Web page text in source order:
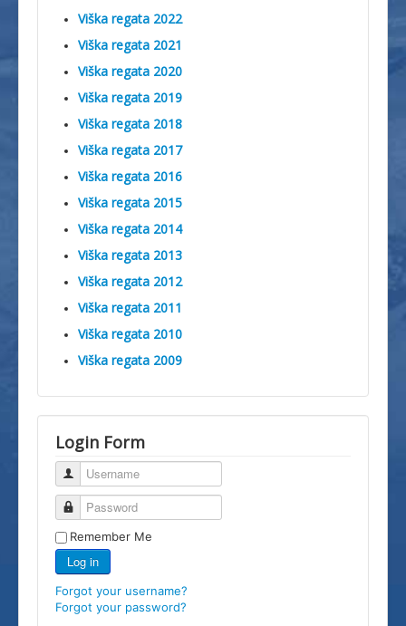
Viška regata 2022
Viška regata 2021
Viška regata 2020
Viška regata 2019
Viška regata 2018
Viška regata 2017
Viška regata 2016
Viška regata 2015
Viška regata 2014
Viška regata 2013
Viška regata 2012
Viška regata 2011
Viška regata 2010
Viška regata 2009
Login Form
Username
Password
Remember Me
Log in
Forgot your username?
Forgot your password?